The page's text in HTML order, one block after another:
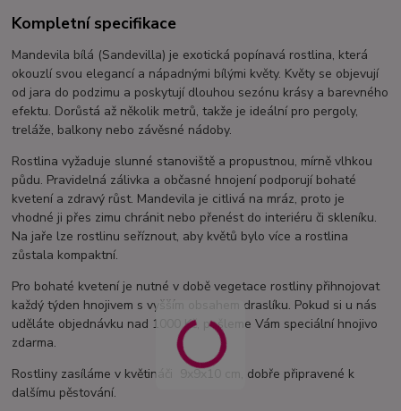
Kompletní specifikace
Mandevila bílá (Sandevilla) je exotická popínavá rostlina, která
okouzlí svou elegancí a nápadnými bílými květy. Květy se objevují
od jara do podzimu a poskytují dlouhou sezónu krásy a barevného
efektu. Dorůstá až několik metrů, takže je ideální pro pergoly,
treláže, balkony nebo závěsné nádoby.
Rostlina vyžaduje slunné stanoviště a propustnou, mírně vlhkou
půdu. Pravidelná zálivka a občasné hnojení podporují bohaté
kvetení a zdravý růst. Mandevila je citlivá na mráz, proto je
vhodné ji přes zimu chránit nebo přenést do interiéru či skleníku.
Na jaře lze rostlinu seříznout, aby květů bylo více a rostlina
zůstala kompaktní.
Pro bohaté kvetení je nutné v době vegetace rostliny přihnojovat
každý týden hnojivem s vyšším obsahem draslíku. Pokud si u nás
uděláte objednávku nad 1000 Kč, pošleme Vám speciální hnojivo
zdarma.
Rostliny zasíláme v květináči 9x9x10 cm, dobře připravené k
dalšímu pěstování.